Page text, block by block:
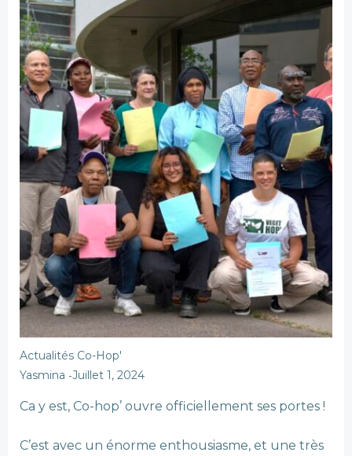
Actualités Co-Hop'
Yasmina -Juillet 1, 2024
Ca y est, Co-hop’ ouvre officiellement ses portes !
C’est avec un énorme enthousiasme, et une très